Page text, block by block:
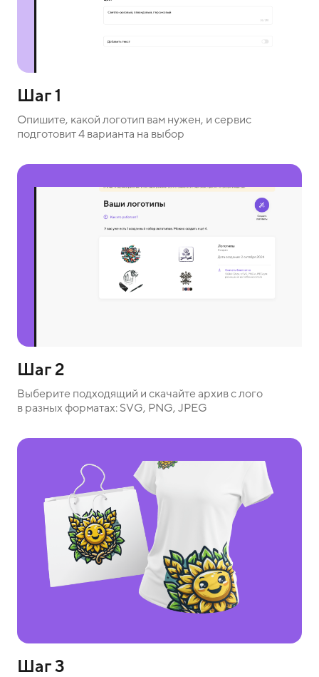
Шаг 1
Опишите, какой логотип вам нужен, и сервис
подготовит 4 варианта на выбор
Шаг 2
Выберите подходящий и скачайте архив с лого
в разных форматах: SVG, PNG, JPEG
Шаг 3